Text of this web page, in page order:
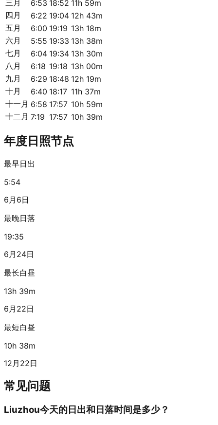
三月 6:53 18:52 11h 59m
四月
6:22 19:04 12h 43m
五月
6:00 19:19 13h 18m
六月
5:55 19:33 13h 38m
七月
6:04 19:34 13h 30m
八月
6:18 19:18 13h 00m
九月
6:29 18:48 12h 19m
十月
6:40 18:17 11h 37m
十一月 6:58 17:57 10h 59m
十二月 7:19 17:57 10h 39m
年度日照节点
最早日出
5:54
6月6日
最晚日落
19:35
6月24日
最长白昼
13h 39m
6月22日
最短白昼
10h 38m
12月22日
常见问题
Liuzhou今天的日出和日落时间是多少？